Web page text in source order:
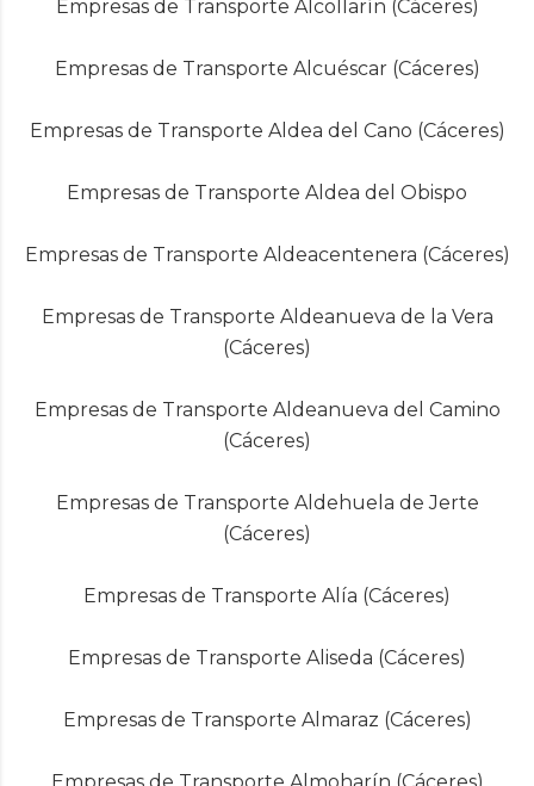
Empresas de Transporte Alcollarín (Cáceres)
Empresas de Transporte Alcuéscar (Cáceres)
Empresas de Transporte Aldea del Cano (Cáceres)
Empresas de Transporte Aldea del Obispo
Empresas de Transporte Aldeacentenera (Cáceres)
Empresas de Transporte Aldeanueva de la Vera
(Cáceres)
Empresas de Transporte Aldeanueva del Camino
(Cáceres)
Empresas de Transporte Aldehuela de Jerte
(Cáceres)
Empresas de Transporte Alía (Cáceres)
Empresas de Transporte Aliseda (Cáceres)
Empresas de Transporte Almaraz (Cáceres)
Empresas de Transporte Almoharín (Cáceres)